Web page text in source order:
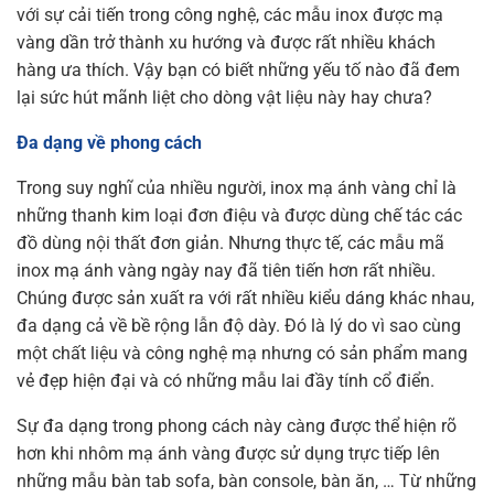
với sự cải tiến trong công nghệ, các mẫu inox được mạ
vàng dần trở thành xu hướng và được rất nhiều khách
hàng ưa thích. Vậy bạn có biết những yếu tố nào đã đem
lại sức hút mãnh liệt cho dòng vật liệu này hay chưa?
Đa dạng về phong cách
Trong suy nghĩ của nhiều người, inox mạ ánh vàng chỉ là
những thanh kim loại đơn điệu và được dùng chế tác các
đồ dùng nội thất đơn giản. Nhưng thực tế, các mẫu mã
inox mạ ánh vàng ngày nay đã tiên tiến hơn rất nhiều.
Chúng được sản xuất ra với rất nhiều kiểu dáng khác nhau,
đa dạng cả về bề rộng lẫn độ dày. Đó là lý do vì sao cùng
một chất liệu và công nghệ mạ nhưng có sản phẩm mang
vẻ đẹp hiện đại và có những mẫu lai đầy tính cổ điển.
Sự đa dạng trong phong cách này càng được thể hiện rõ
hơn khi nhôm mạ ánh vàng được sử dụng trực tiếp lên
những mẫu bàn tab sofa, bàn console, bàn ăn, … Từ những